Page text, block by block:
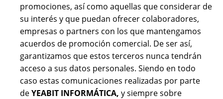
promociones, así como aquellas que considerar de
su interés y que puedan ofrecer colaboradores,
empresas o partners con los que mantengamos
acuerdos de promoción comercial. De ser así,
garantizamos que estos terceros nunca tendrán
acceso a sus datos personales. Siendo en todo
caso estas comunicaciones realizadas por parte
deYEABIT INFORMÁTICA, y siempre sobre